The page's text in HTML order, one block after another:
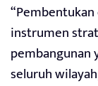
instrumen
pembangunan
seluruh